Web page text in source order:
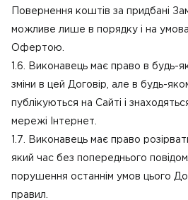
Повернення коштів за придбані
можливе лише в порядку і на
Офертою.
1.6. Виконавець має право в будь-
зміни в цей Договір, але в будь-
публікуються на Сайті і
мережі Інтернет.
1.7. Виконавець має право
який час без попереднього
порушення останнім умов цього
правил.